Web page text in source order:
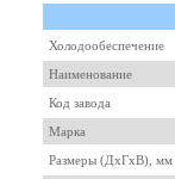
Холодообеспечение
Наименование
Код завода
Марка
Размеры (ДхГхВ), мм